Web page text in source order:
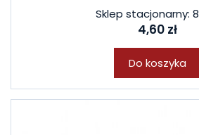
Sklep stacjonarny:
4,60 zł
Do koszyka